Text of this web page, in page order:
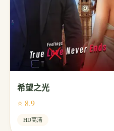
希望之光
⭐ 8.9
HD高清